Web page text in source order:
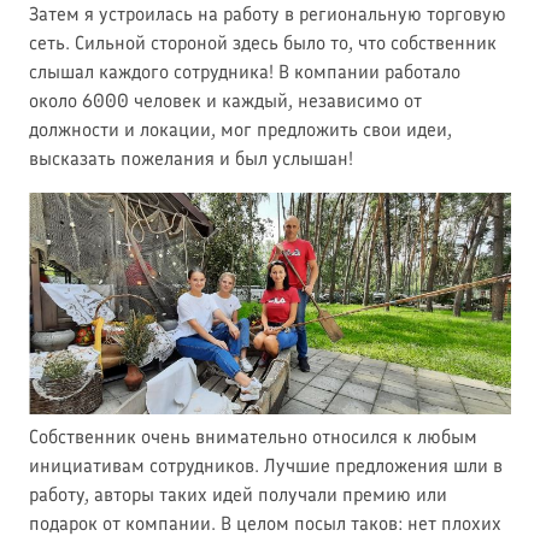
Затем я устроилась на работу в региональную торговую
сеть. Сильной стороной здесь было то, что собственник
слышал каждого сотрудника! В компании работало
около 6000 человек и каждый, независимо от
должности и локации, мог предложить свои идеи,
высказать пожелания и был услышан!
Собственник очень внимательно относился к любым
инициативам сотрудников. Лучшие предложения шли в
работу, авторы таких идей получали премию или
подарок от компании. В целом посыл таков: нет плохих